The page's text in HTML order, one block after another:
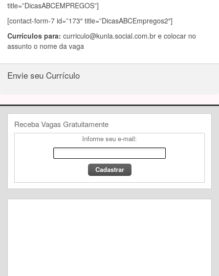
title=”DicasABCEMPREGOS”]
[contact-form-7 id=”173″ title=”DicasABCEmpregos2″]
Currículos para: curriculo@kunla.social.com.br e colocar no
assunto o nome da vaga
Envie seu Currículo
Receba Vagas Gratuitamente
Informe seu e-mail: